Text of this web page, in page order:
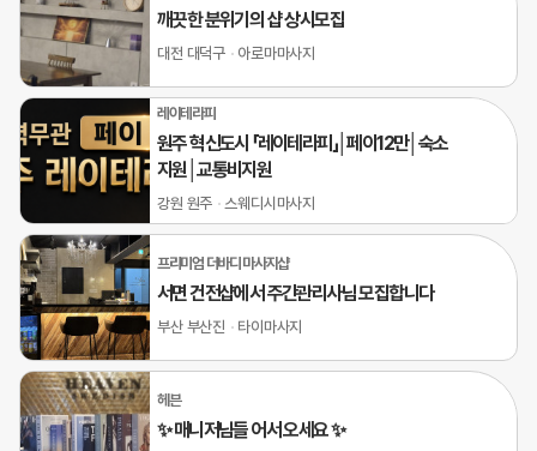
깨끗한 분위기의 샵 상시모집
대전 대덕구 아로마마사지
레이테라피
원주 혁신도시 「레이테라피」│페이12만│숙소
지원│교통비지원
강원 원주 스웨디시마사지
프리미엄 더바디 마사지샵
서면 건전샵에서 주간관리사님 모집합니다
부산 부산진 타이마사지
헤븐
✨ 매니저님들 어서 오세요 ✨